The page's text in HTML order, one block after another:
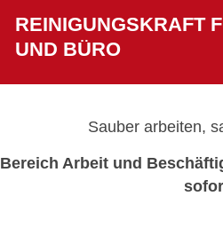
REINIGUNGSKRAFT
UND BÜRO
Sauber arbeiten,
Bereich Arbeit und